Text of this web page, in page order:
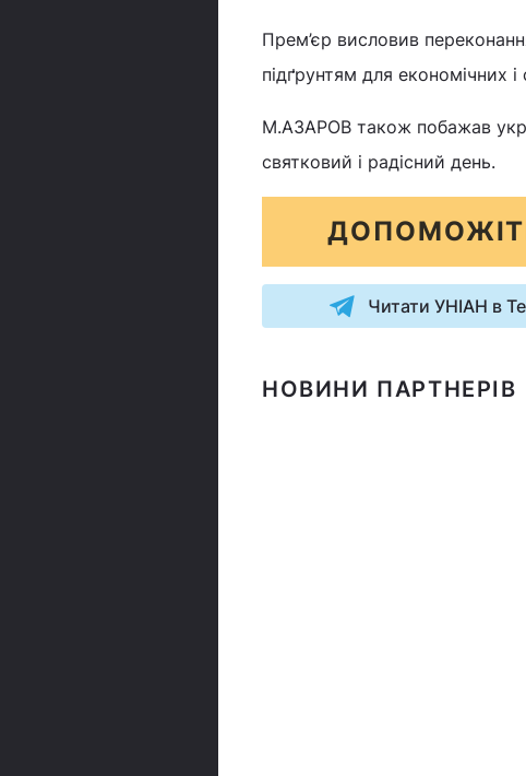
Прем’єр висловив
підґрунтям для економічних
М.АЗАРОВ також побажав
святковий і радісний день.
Читати УНІАН в
НОВИНИ ПАРТНЕРІВ